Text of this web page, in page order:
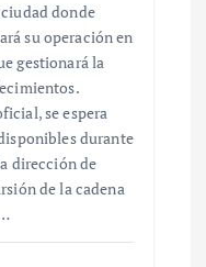
donde
su operación en
gestionará la
se espera
durante
dirección de
de la cadena